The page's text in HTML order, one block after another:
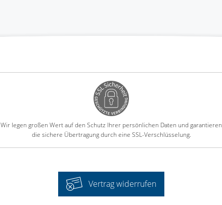
Wir legen großen Wert auf den Schutz Ihrer persönlichen Daten und garantieren
die sichere Übertragung durch eine SSL-Verschlüsselung.
Vertrag widerrufen